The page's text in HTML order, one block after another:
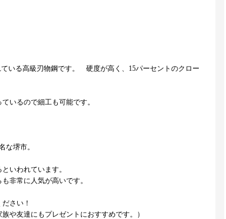
いる高級刃物鋼です。 硬度が高く、15パーセントのクロー
いるので細工も可能です。
な堺市。
いわれています。
非常に人気が高いです。
ださい！
や友達にもプレゼントにおすすめです。）